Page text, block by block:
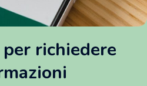
richiedere